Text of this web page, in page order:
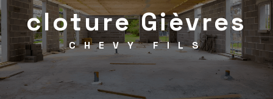
cloture Gièvres
CHEVY FILS